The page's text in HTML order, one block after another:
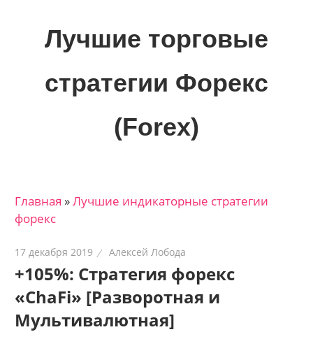
Лучшие торговые
стратегии Форекс
(Forex)
трейдеров
на
рынках:
стратегии,
сигналы,
новости…
Главная »Лучшие индикаторные cтратегии
форекс
17 декабря 2019 Алексей Лобода
+105%: Стратегия форекс
«ChaFi» [Разворотная и
Мультивалютная]